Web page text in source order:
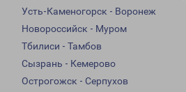
Усть-Каменогорск - Воронеж
Новороссийск - Муром
Тбилиси - Тамбов
Сызрань - Кемерово
Острогожск - Серпухов